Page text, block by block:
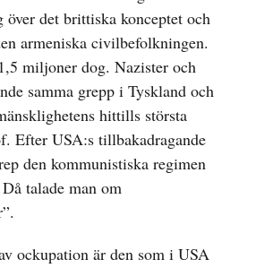
det brittiska konceptet och
armeniska civilbefolkningen.
miljoner dog. Nazister och
samma grepp i Tyskland och
hittills största
Efter USA:s tillbakadragande
den kommunistiska regimen
talade man om
ockupation är den som i USA